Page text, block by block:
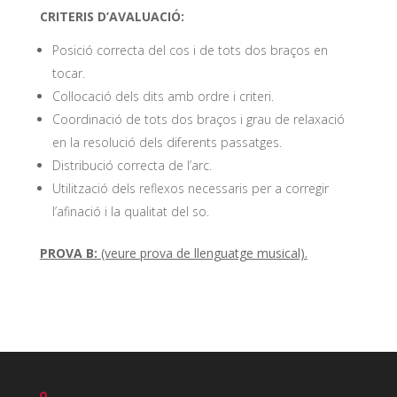
CRITERIS D’AVALUACIÓ:
Posició correcta del cos i de tots dos braços en
tocar.
Col·locació dels dits amb ordre i criteri.
Coordinació de tots dos braços i grau de relaxació
en la resolució dels diferents passatges.
Distribució correcta de l’arc.
Utilització dels reflexos necessaris per a corregir
l’afinació i la qualitat del so.
PROVA B: (veure prova de llenguatge musical).